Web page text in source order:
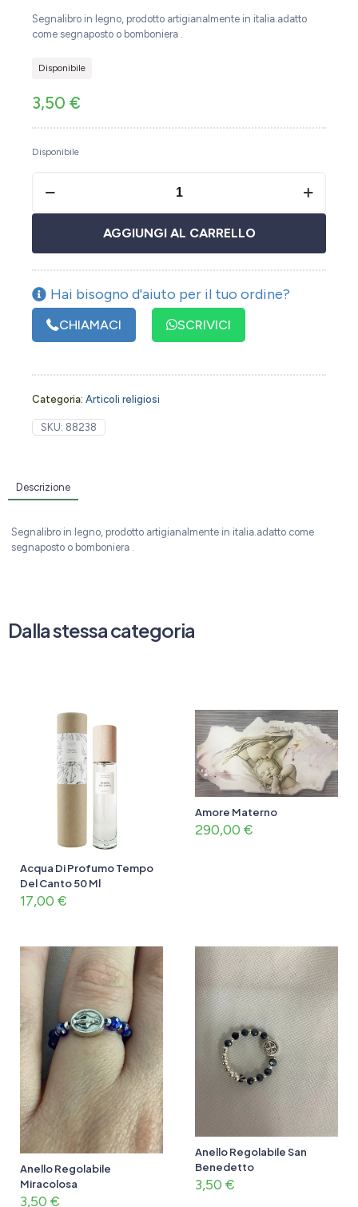
Segnalibro in legno, prodotto artigianalmente in italia.adatto
come segnaposto o bomboniera .
Disponibile
3,50 €
Disponibile
AGGIUNGI AL CARRELLO
Hai bisogno d'aiuto per il tuo ordine?
CHIAMACI SCRIVICI
Categoria: Articoli religiosi
SKU: 88238
Descrizione
Segnalibro in legno, prodotto artigianalmente in italia.adatto come
segnaposto o bomboniera .
Dalla stessa categoria
Acqua Di Profumo Tempo
Del Canto 50 Ml
17,00 €
Amore Materno
290,00 €
Anello Regolabile
Miracolosa
3,50 €
Anello Regolabile San
Benedetto
3,50 €